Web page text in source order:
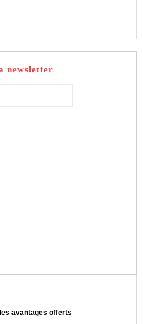
newsletter
avantages offerts